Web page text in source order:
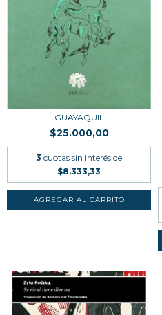
GUAYAQUIL
$25.000,00
3 cuotas sin interés de
$8.333,33